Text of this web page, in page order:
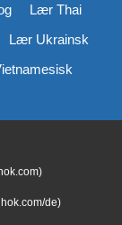
Lær Thai
Lær Ukrainsk
de)